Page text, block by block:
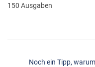
150 Ausgaben
Noch ein Tipp,